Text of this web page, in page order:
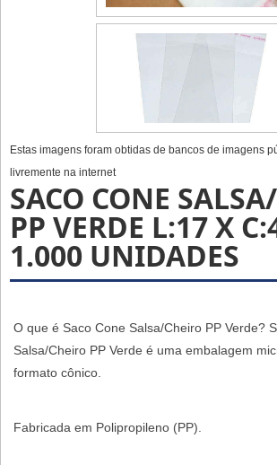
Estas imagens foram obtidas de bancos de imagens
livremente na internet
SACO CONE
PP VERDE L:17 X
1.000 UNIDADES
O que é Saco Cone Salsa/Cheiro PP Verde?
Salsa/Cheiro PP Verde é uma embalagem
formato cônico.
Fabricada em Polipropileno (PP).